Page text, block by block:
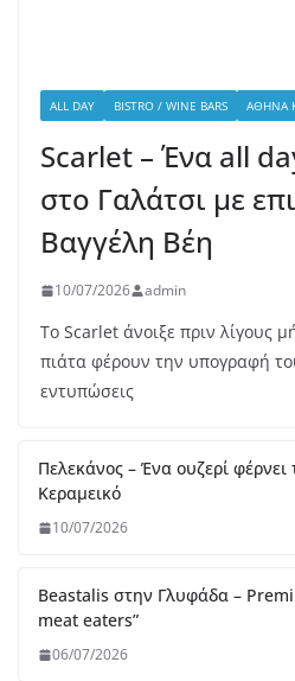
ALL DAY BISTRO / WINE BARS ΑΘΉΝΑ
Scarlet – Ένα all
στο Γαλάτσι με
Βαγγέλη Βέη
10/07/2026 admin
Το Scarlet άνοιξε πριν λίγους
πιάτα φέρουν την υπογραφή
εντυπώσεις
Πελεκάνος – Ένα ουζερί
Κεραμεικό
10/07/2026
Beastalis στην Γλυφάδα –
meat eaters”
06/07/2026